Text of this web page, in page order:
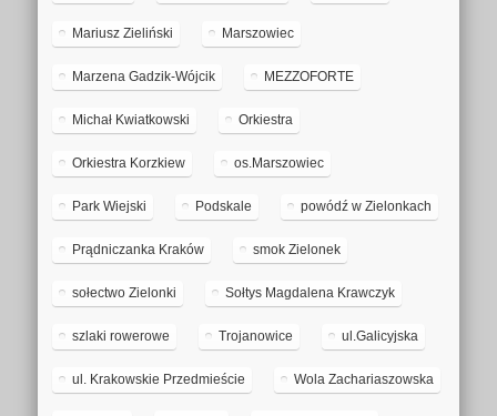
Mariusz Zieliński Marszowiec
Marzena Gadzik-Wójcik MEZZOFORTE
Michał Kwiatkowski Orkiestra
Orkiestra Korzkiew os.Marszowiec
Park Wiejski Podskale powódź w Zielonkach
Prądniczanka Kraków smok Zielonek
sołectwo Zielonki Sołtys Magdalena Krawczyk
szlaki rowerowe Trojanowice ul.Galicyjska
ul. Krakowskie Przedmieście Wola Zachariaszowska